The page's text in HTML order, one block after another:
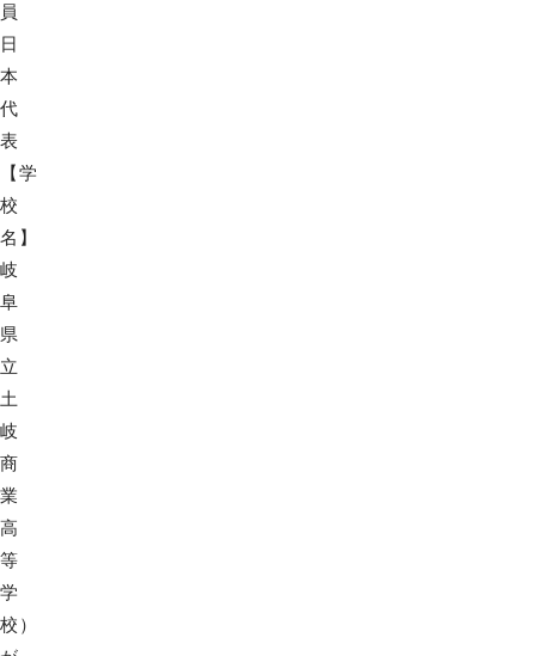
員
日
本
代
表
【学
校
名】
岐
阜
県
立
土
岐
商
業
高
等
学
校）